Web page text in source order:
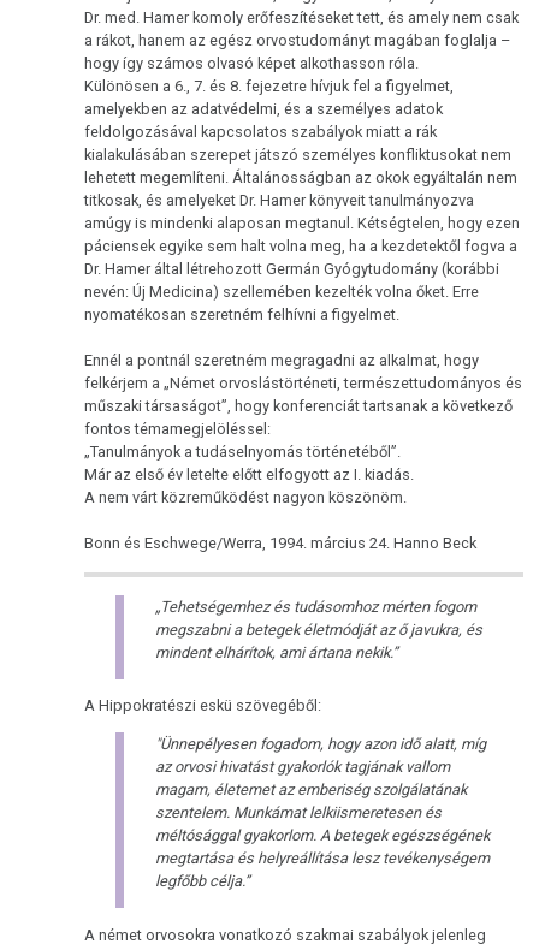
Dr. med. Hamer komoly erőfeszítéseket tett, és amely nem csak
a rákot, hanem az egész orvostudományt magában foglalja –
hogy így számos olvasó képet alkothasson róla.
Különösen a 6., 7. és 8. fejezetre hívjuk fel a figyelmet,
amelyekben az adatvédelmi, és a személyes adatok
feldolgozásával kapcsolatos szabályok miatt a rák
kialakulásában szerepet játszó személyes konfliktusokat nem
lehetett megemlíteni. Általánosságban az okok egyáltalán nem
titkosak, és amelyeket Dr. Hamer könyveit tanulmányozva
amúgy is mindenki alaposan megtanul. Kétségtelen, hogy ezen
páciensek egyike sem halt volna meg, ha a kezdetektől fogva a
Dr. Hamer által létrehozott Germán Gyógytudomány (korábbi
nevén: Új Medicina) szellemében kezelték volna őket. Erre
nyomatékosan szeretném felhívni a figyelmet.
Ennél a pontnál szeretném megragadni az alkalmat, hogy
felkérjem a „Német orvoslástörténeti, természettudományos és
műszaki társaságot”, hogy konferenciát tartsanak a következő
fontos témamegjelöléssel:
„Tanulmányok a tudáselnyomás történetéből”.
Már az első év letelte előtt elfogyott az I. kiadás.
A nem várt közreműködést nagyon köszönöm.
Bonn és Eschwege/Werra, 1994. március 24. Hanno Beck
„Tehetségemhez és tudásomhoz mérten fogom
megszabni a betegek életmódját az ő javukra, és
mindent elhárítok, ami ártana nekik.”
A Hippokratészi eskü szövegéből:
"Ünnepélyesen fogadom, hogy azon idő alatt, míg
az orvosi hivatást gyakorlók tagjának vallom
magam, életemet az emberiség szolgálatának
szentelem. Munkámat lelkiismeretesen és
méltósággal gyakorlom. A betegek egészségének
megtartása és helyreállítása lesz tevékenységem
legfőbb célja.”
A német orvosokra vonatkozó szakmai szabályok jelenleg